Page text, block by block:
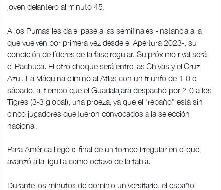
joven delantero al minuto 45.
A los Pumas les da el pase a las semifinales -instancia a la
que vuelven por primera vez desde el Apertura 2023-, su
condición de líderes de la fase regular. Su próximo rival será
el Pachuca. El otro choque será entre las Chivas y el Cruz
Azul. La Máquina eliminó al Atlas con un triunfo de 1-0 el
sábado, al tiempo que el Guadalajara despachó por 2-0 a los
Tigres (3-3 global), una proeza, ya que el “rebaño” está sin
cinco jugadores que fueron convocados a la selección
nacional.
Para América llegó el final de un torneo irregular en el que
avanzó a la liguilla como octavo de la tabla.
Durante los minutos de dominio universitario, el español